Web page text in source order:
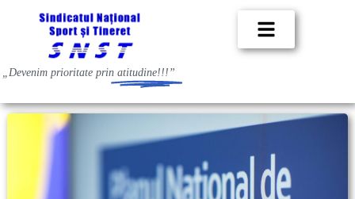
„Devenim prioritate prin atitudine!!!”